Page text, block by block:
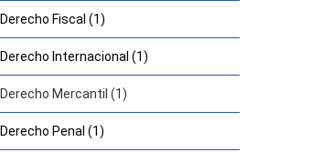
Derecho Fiscal (1)
Derecho Internacional (1)
Derecho Mercantil (1)
Derecho Penal (1)